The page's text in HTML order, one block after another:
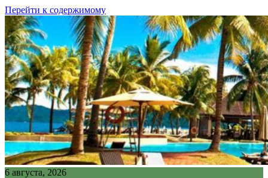
Перейти к содержимому
6 августа, 2026